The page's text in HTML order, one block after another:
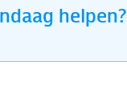
helpen?